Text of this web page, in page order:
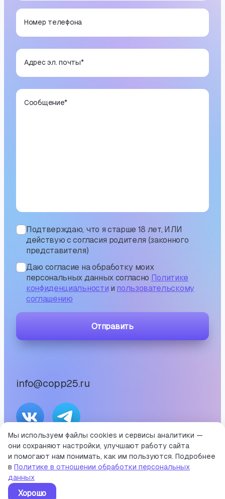
info@copp25.ru
Номер телефона
Адрес эл. почты*
Сообщение*
Подтверждаю, что я старше 18 лет, ИЛИ
действую с согласия родителя (законного
представителя)
Даю согласие на обработку моих
персональных данных согласно Политике
конфиденциальности и пользовательскому
соглашению
Отправить
©2026
Портал среднего профессионального образования
Мы используем файлы cookies и сервисы аналитики —
они сохраняют настройки, улучшают работу сайта
и помогают нам понимать, как им пользуются. Подробнее
в Политике в отношении обработки персональных
данных
Хорошо